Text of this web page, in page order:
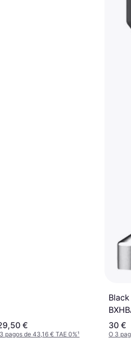
€
pagos de 43,16 € TAE 0%¹
30 €
O 3